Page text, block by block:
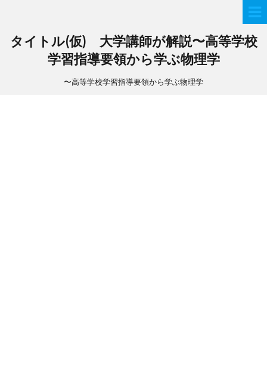
タイトル(仮) 大学講師が解説〜高等学校
学習指導要領から学ぶ物理学
〜高等学校学習指導要領から学ぶ物理学